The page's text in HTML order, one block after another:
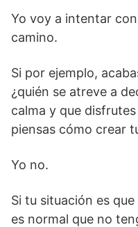
Yo voy a intentar
camino.
Si por ejemplo,
¿quién se atreve a
calma y que
piensas cómo crear
Yo no.
Si tu situación es
es normal que no